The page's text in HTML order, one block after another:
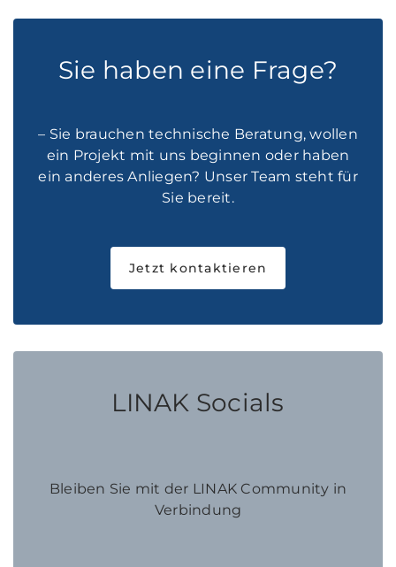
Sie haben eine Frage?
– Sie brauchen technische Beratung, wollen
ein Projekt mit uns beginnen oder haben
ein anderes Anliegen? Unser Team steht für
Sie bereit.
Jetzt kontaktieren
LINAK Socials
Bleiben Sie mit der LINAK Community in
Verbindung